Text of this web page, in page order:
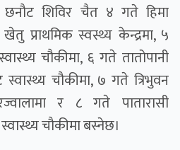
छनौट शिविर चैत ४ गते हिमा
प्राथमिक स्वस्थ्य केन्द्रमा, ५
चौकीमा, ६ गते तातोपानी
चौकीमा, ७ गते त्रिभुवन
र ८ गते पातारासी
चाैकीमा बस्नेछ।